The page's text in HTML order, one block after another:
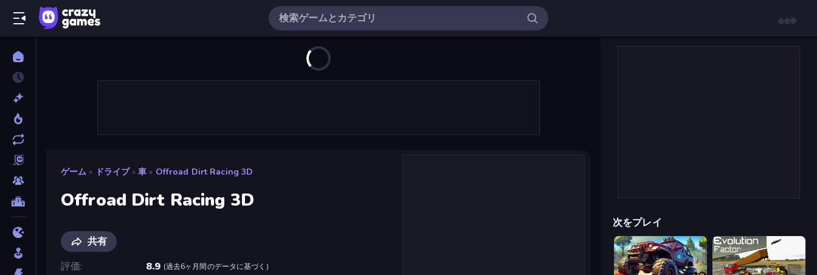
ゲーム » ドライブ » 車 » Offroad Dirt Racing 3D
Offroad Dirt Racing 3D
共有
評価
8.9 (過去6ヶ月間のデータに基づく )
次をプレイ